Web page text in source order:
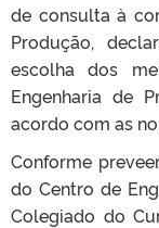
de consulta à
Produção,
escolha dos
Engenharia de
acordo com as
Conforme
do Centro de
Colegiado do